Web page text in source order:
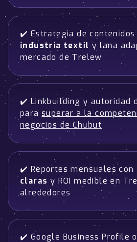
✔️ Estrategia de contenidos
industria textil y lana
mercado de Trelew
✔️ Linkbuilding y autoridad
para superar a la
negocios de Chubut
✔️ Reportes mensuales con
claras y ROI medible en
alrededores
✔️ Google Business Profile